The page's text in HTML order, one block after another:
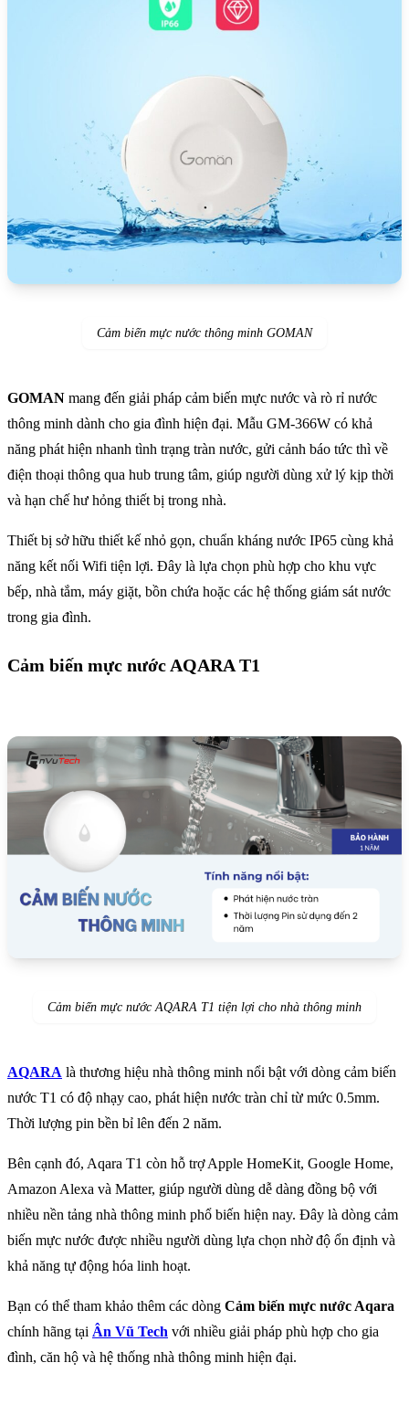
Cảm biến mực nước thông minh GOMAN
GOMAN mang đến giải pháp cảm biến mực nước và rò rỉ nước
thông minh dành cho gia đình hiện đại. Mẫu GM-366W có khả
năng phát hiện nhanh tình trạng tràn nước, gửi cảnh báo tức thì về
điện thoại thông qua hub trung tâm, giúp người dùng xử lý kịp thời
và hạn chế hư hỏng thiết bị trong nhà.
Thiết bị sở hữu thiết kế nhỏ gọn, chuẩn kháng nước IP65 cùng khả
năng kết nối Wifi tiện lợi. Đây là lựa chọn phù hợp cho khu vực
bếp, nhà tắm, máy giặt, bồn chứa hoặc các hệ thống giám sát nước
trong gia đình.
Cảm biến mực nước AQARA T1
Cảm biến mực nước AQARA T1 tiện lợi cho nhà thông minh
AQARA là thương hiệu nhà thông minh nổi bật với dòng cảm biến
nước T1 có độ nhạy cao, phát hiện nước tràn chỉ từ mức 0.5mm.
Thời lượng pin bền bỉ lên đến 2 năm.
Bên cạnh đó, Aqara T1 còn hỗ trợ Apple HomeKit, Google Home,
Amazon Alexa và Matter, giúp người dùng dễ dàng đồng bộ với
nhiều nền tảng nhà thông minh phổ biến hiện nay. Đây là dòng cảm
biến mực nước được nhiều người dùng lựa chọn nhờ độ ổn định và
khả năng tự động hóa linh hoạt.
Bạn có thể tham khảo thêm các dòng Cảm biến mực nước Aqara
chính hãng tại Ân Vũ Tech với nhiều giải pháp phù hợp cho gia
đình, căn hộ và hệ thống nhà thông minh hiện đại.